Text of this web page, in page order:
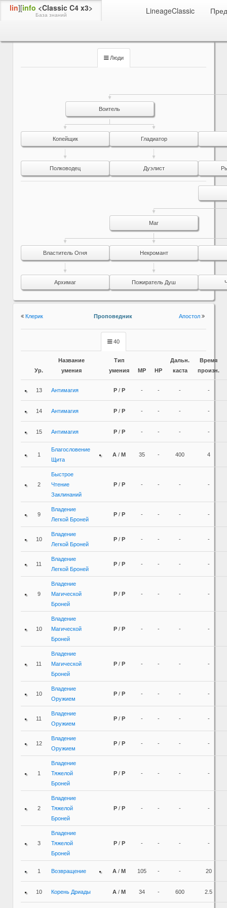
lin][info <Classic C4 x3>
База знаний LineageClassic
Люди
Воитель
Копейщик Гладиатор
Полководец Дуэлист
Маг
Властитель Огня Некромант
Архимаг Пожиратель Душ
Клерик Проповедник Апостол
40
Ур.
Название
умения
Тип
умения
MP HP
Дальн.
каста
Время
произн.
13 Антимагия P/ P - - - -
14 Антимагия P/ P - - - -
15 Антимагия P/ P - - - -
1
Благословение
Щита
A / M 35 - 400 4
2
Быстрое
Чтение
Заклинаний
P/ P - - - -
9
Владение
Легкой Броней
P/ P - - - -
10
Владение
Легкой Броней
P/ P - - - -
11
Владение
Легкой Броней
P/ P - - - -
9
Владение
Магической
Броней
P/ P - - - -
10
Владение
Магической
Броней
P/ P - - - -
11
Владение
Магической
Броней
P/ P - - - -
10
Владение
Оружием
P/ P - - - -
11
Владение
Оружием
P/ P - - - -
12
Владение
Оружием
P/ P - - - -
1
Владение
Тяжелой
Броней
P/ P - - - -
2
Владение
Тяжелой
Броней
P/ P - - - -
3
Владение
Тяжелой
Броней
P/ P - - - -
1 Возвращение A / M 105 - - 20
10 Корень Дриады A / M 34 - 600 2.5